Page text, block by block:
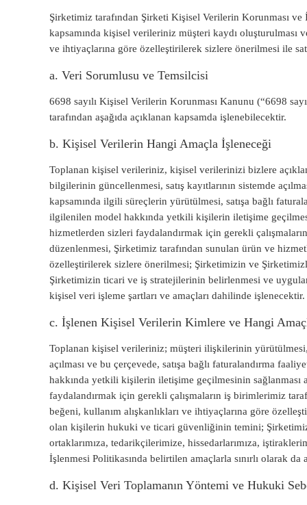
Şirketimiz tarafından Şirketi Kişisel Verilerin Korunması ve
kapsamında kişisel verileriniz müşteri kaydı oluşturulması
ve ihtiyaçlarına göre özelleştirilerek sizlere önerilmesi ile
a. Veri Sorumlusu ve Temsilcisi
6698 sayılı Kişisel Verilerin Korunması Kanunu (“6698
tarafından aşağıda açıklanan kapsamda işlenebilecektir.
b. Kişisel Verilerin Hangi Amaçla İşleneceği
Toplanan kişisel verileriniz, kişisel verilerinizi bizlere
bilgilerinin güncellenmesi, satış kayıtlarının sistemde
kapsamında ilgili süreçlerin yürütülmesi, satışa bağlı
ilgilenilen model hakkında yetkili kişilerin iletişime
hizmetlerden sizleri faydalandırmak için gerekli
düzenlenmesi, Şirketimiz tarafından sunulan ürün ve
özelleştirilerek sizlere önerilmesi; Şirketimizin ve
Şirketimizin ticari ve iş stratejilerinin belirlenmesi ve
kişisel veri işleme şartları ve amaçları dahilinde işlenecektir.
c. İşlenen Kişisel Verilerin Kimlere ve Hangi
Toplanan kişisel verileriniz; müşteri ilişkilerinin
açılması ve bu çerçevede, satışa bağlı faturalandırma
hakkında yetkili kişilerin iletişime geçilmesinin
faydalandırmak için gerekli çalışmaların iş birimlerimiz
beğeni, kullanım alışkanlıkları ve ihtiyaçlarına göre
olan kişilerin hukuki ve ticari güvenliğinin temini;
ortaklarımıza, tedarikçilerimize, hissedarlarımıza,
İşlenmesi Politikasında belirtilen amaçlarla sınırlı olarak da
d. Kişisel Veri Toplamanın Yöntemi ve Hukuki